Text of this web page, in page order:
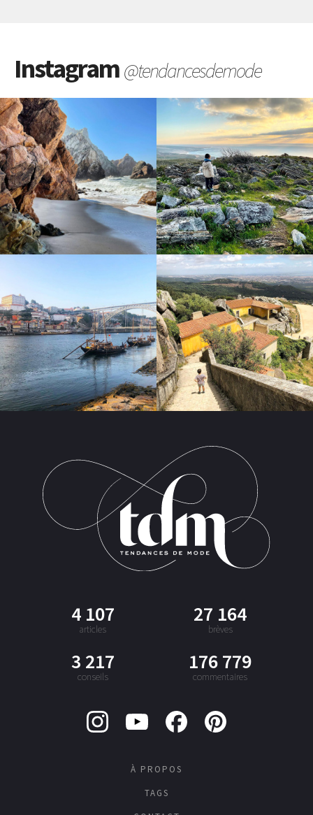
Instagram@tendancesdemode
4 107
articles
27 164
brèves
3 217
conseils
176 779
commentaires
À PROPOS
TAGS